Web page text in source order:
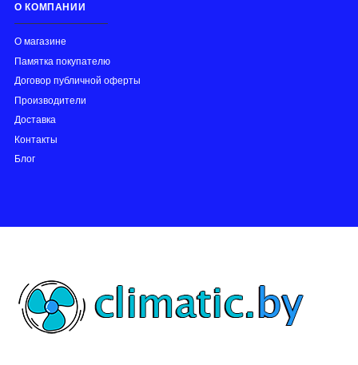
О КОМПАНИИ
О магазине
Памятка покупателю
Договор публичной оферты
Производители
Доставка
Контакты
Блог